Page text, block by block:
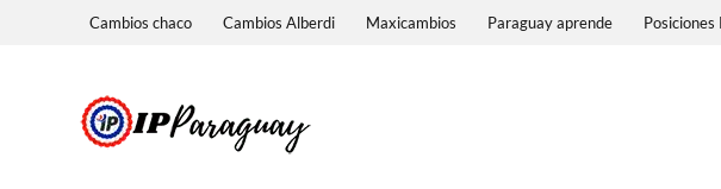
Cambios chaco Cambios Alberdi Maxicambios Paraguay aprende